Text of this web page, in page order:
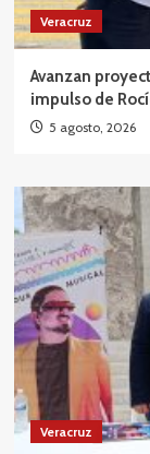
Veracruz
Avanzan
impulso de
5 agosto, 2026
Veracruz